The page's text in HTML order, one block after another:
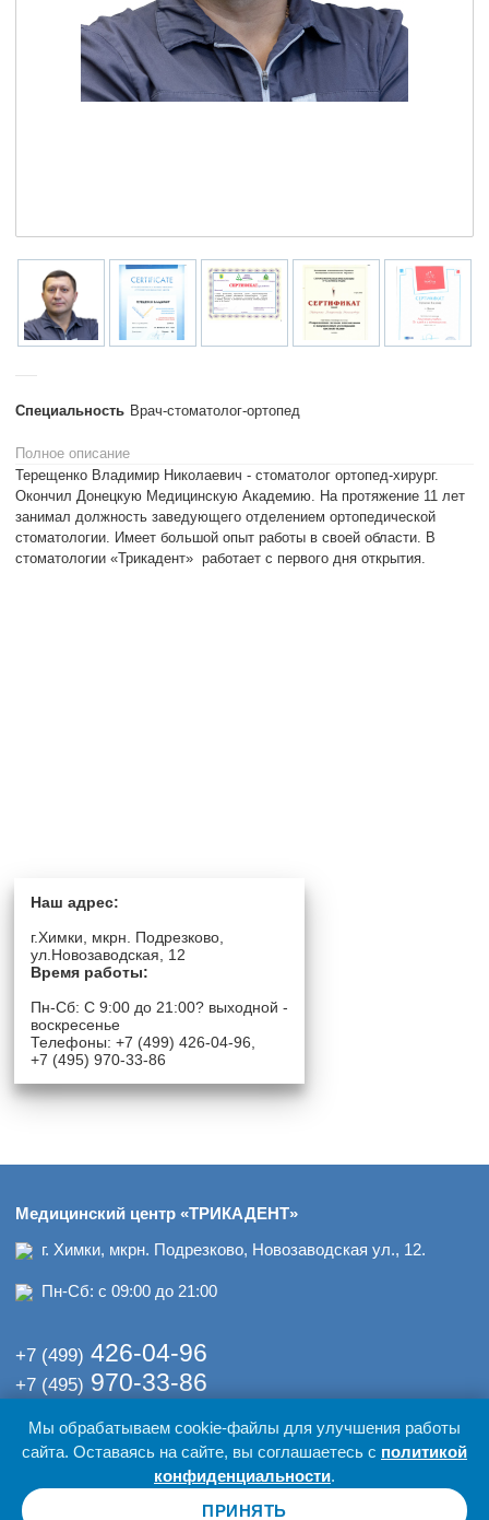
Специальность Врач-стоматолог-ортопед
Полное описание
Терещенко Владимир Николаевич - стоматолог ортопед-хирург.
Окончил Донецкую Медицинскую Академию. На протяжение 11 лет
занимал должность заведующего отделением ортопедической
стоматологии. Имеет большой опыт работы в своей области. В
стоматологии «Трикадент» работает с первого дня открытия.
Наш адрес:
г.Химки, мкрн. Подрезково,
ул.Новозаводская, 12
Время работы:
Пн-Сб: C 9:00 до 21:00? выходной -
воскресенье
Телефоны: +7 (499) 426-04-96,
+7 (495) 970-33-86
Медицинский центр «ТРИКАДЕНТ»
г. Химки, мкрн. Подрезково, Новозаводская ул., 12.
Пн-Сб: с 09:00 до 21:00
+7 (499) 426-04-96
+7 (495) 970-33-86
© 2017-2026 гг. Медицинский центр «ТРИКАДЕНТ»
Политика обработки персональных данных
Оставаясь на нашем сайте вы даете согласие на обработку
персональных данных
Мы обрабатываем cookie-файлы для улучшения работы
сайта. Оставаясь на сайте, вы соглашаетесь с политикой
конфиденциальности.
ПРИНЯТЬ